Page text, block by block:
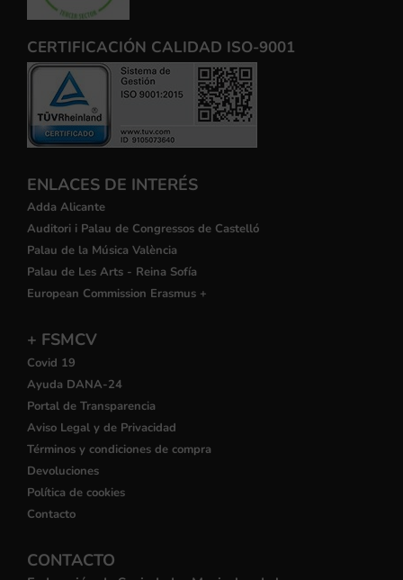
CERTIFICACIÓN CALIDAD ISO-9001
ENLACES DE INTERÉS
Adda Alicante
Auditori i Palau de Congressos de Castelló
Palau de la Música València
Palau de Les Arts - Reina Sofía
European Commission Erasmus +
+ FSMCV
Covid 19
Ayuda DANA-24
Portal de Transparencia
Aviso Legal y de Privacidad
Términos y condiciones de compra
Devoluciones
Política de cookies
Contacto
CONTACTO